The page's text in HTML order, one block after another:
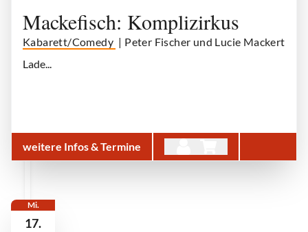
Mackefisch: Komplizirkus
Kabarett/Comedy | Peter Fischer und Lucie Mackert
Lade...
weitere Infos & Termine
Mi.
17.